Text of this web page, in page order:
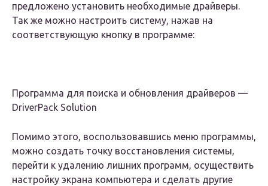
предложено установить необходимые драйверы.
Так же можно настроить систему, нажав на
соответствующую кнопку в программе:
Программа для поиска и обновления драйверов —
DriverPack Solution
Помимо этого, воспользовавшись меню программы,
можно создать точку восстановления системы,
перейти к удалению лишних программ, осуществить
настройку экрана компьютера и сделать другие